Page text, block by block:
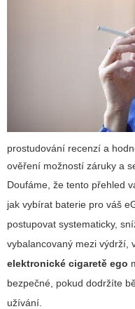
prostudování recenzí a
ověření možností záruky a
Doufáme, že tento přehled
jak vybírat baterie pro váš
postupovat systematicky,
vybalancovaný mezi výdrží,
elektronické cigaretě ego
bezpečné, pokud dodržíte
užívání.